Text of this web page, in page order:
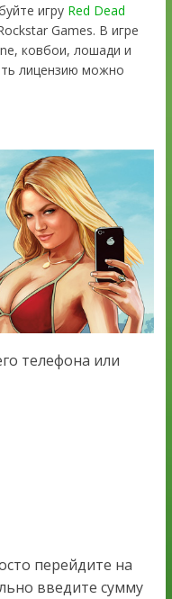
игру Red Dead
Games. В игре
ковбои, лошади и
лицензию можно
телефона или
перейдите на
введите сумму